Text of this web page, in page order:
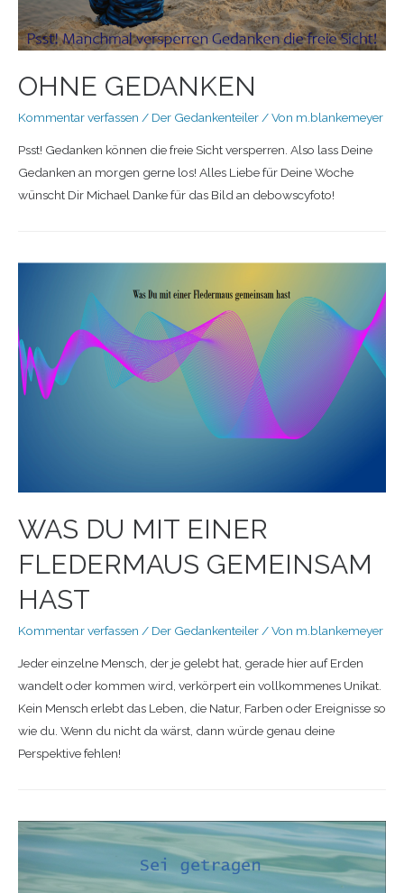
OHNE GEDANKEN
Kommentar verfassen / Der Gedankenteiler/ Von m.blankemeyer
Psst! Gedanken können die freie Sicht versperren. Also lass Deine
Gedanken an morgen gerne los! Alles Liebe für Deine Woche
wünscht Dir Michael Danke für das Bild an debowscyfoto!
WAS DU MIT EINER
FLEDERMAUS GEMEINSAM
HAST
Kommentar verfassen / Der Gedankenteiler / Von m.blankemeyer
Jeder einzelne Mensch, der je gelebt hat, gerade hier auf Erden
wandelt oder kommen wird, verkörpert ein vollkommenes Unikat.
Kein Mensch erlebt das Leben, die Natur, Farben oder Ereignisse so
wie du. Wenn du nicht da wärst, dann würde genau deine
Perspektive fehlen!